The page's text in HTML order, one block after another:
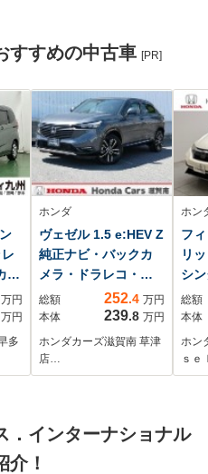
すすめの中古車 [PR]
メ
万円
万円
多
ホンダ
ヴェゼル 1.5 e:HEV Z
純正ナビ・バックカ
メラ・ドラレコ・
ETC付
総額 252.4 万円
本体
239.8 万円
ホンダカーズ滋賀南 草津
店…
ホン
フ
リ
シ
レ
ー
イ
ト/
ケ
総額
本体
ホン
ｓｅ
．インターナショナ
介！